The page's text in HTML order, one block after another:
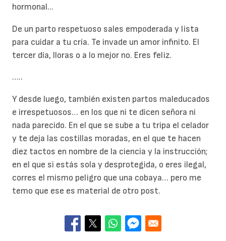
hormonal...
De un parto respetuoso sales empoderada y lista
para cuidar a tu cría. Te invade un amor infinito. El
tercer día, lloras o a lo mejor no. Eres feliz.
…..
Y desde luego, también existen partos maleducados
e irrespetuosos… en los que ni te dicen señora ni
nada parecido. En el que se sube a tu tripa el celador
y te deja las costillas moradas, en el que te hacen
diez tactos en nombre de la ciencia y la instrucción;
en el que si estás sola y desprotegida, o eres ilegal,
corres el mismo peligro que una cobaya… pero me
temo que ese es material de otro post.